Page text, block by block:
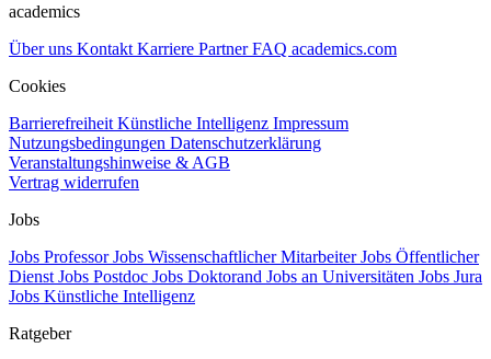
academics
Über uns Kontakt Karriere PartnerFAQ academics.com
Cookies
Barrierefreiheit Künstliche Intelligenz Impressum
Nutzungsbedingungen Datenschutzerklärung
Veranstaltungshinweise & AGB
Vertrag widerrufen
Jobs
Jobs ProfessorJobs Wissenschaftlicher MitarbeiterJobs Öffentlicher
Dienst Jobs Postdoc Jobs Doktorand Jobs an Universitäten Jobs Jura
Jobs Künstliche Intelligenz
Ratgeber